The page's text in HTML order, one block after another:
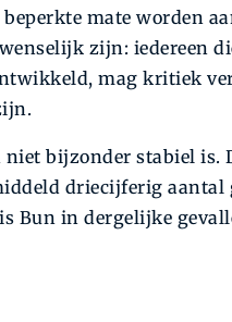
mate worden
zijn: iedereen
mag kritiek
bijzonder stabiel is.
driecijferig
Bun in dergelijke